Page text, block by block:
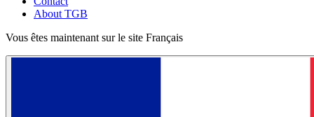
About TGB
Vous êtes maintenant sur le site Français